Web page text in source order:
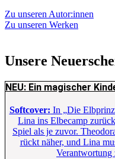
Zu unseren Autor:innen
Zu unseren Werken
Unsere
NEU: Ein magischer
Softcover: In „Die
Lina ins Elbecamp
Spiel als je zuvor.
rückt näher, und Lina
Verantwortung